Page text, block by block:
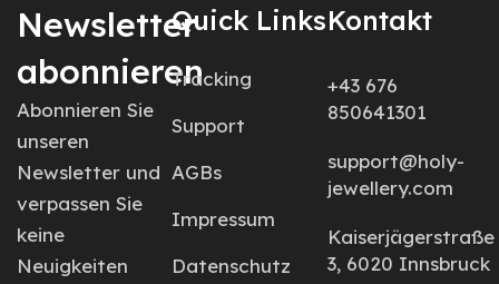
Newsletter
abonnieren
Abonnieren Sie
unseren
Newsletter und
verpassen Sie
keine
Neuigkeiten
Quick Links
Tracking
Support
AGBs
Impressum
Datenschutz
Kontakt
+43 676
850641301
support@holy-
jewellery.com
Kaiserjägerstraße
3, 6020 Innsbruck